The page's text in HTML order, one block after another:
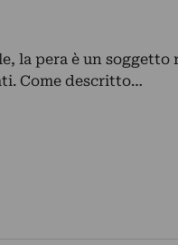
la pera è un soggetto
Come descritto…